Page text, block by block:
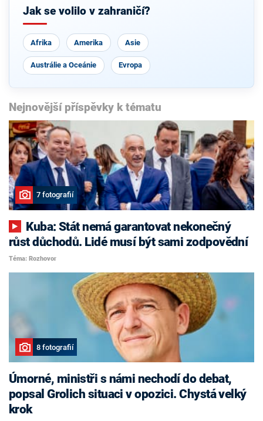
Jak se volilo v zahraničí?
Afrika Amerika Asie
Austrálie a Oceánie Evropa
Nejnovější příspěvky k tématu
7 fotografií
růst důchodů. Lidé musí být sami zodpovědní
Téma: Rozhovor
8 fotografií
Úmorné, ministři s námi nechodí do debat,
popsal Grolich situaci v opozici. Chystá velký
krok